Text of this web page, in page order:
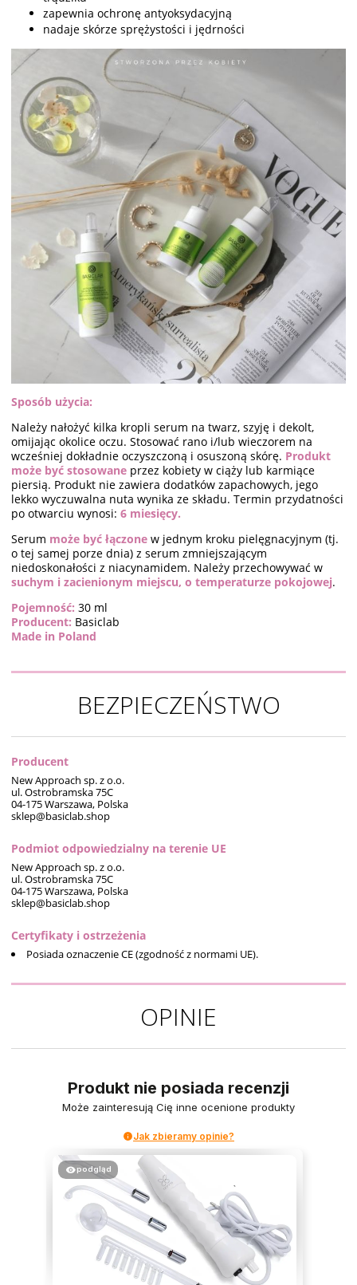
zapewnia ochronę antyoksydacyjną
nadaje skórze sprężystości i jędrności
Sposób użycia:
Należy nałożyć kilka kropli serum na twarz, szyję i dekolt,
omijając okolice oczu. Stosować rano i/lub wieczorem na
wcześniej dokładnie oczyszczoną i osuszoną skórę. Produkt
może być stosowane przez kobiety w ciąży lub karmiące
piersią. Produkt nie zawiera dodatków zapachowych, jego
lekko wyczuwalna nuta wynika ze składu. Termin przydatności
po otwarciu wynosi: 6 miesięcy.
Serum może być łączone w jednym kroku pielęgnacyjnym (tj.
o tej samej porze dnia) z serum zmniejszającym
niedoskonałości z niacynamidem. Należy przechowywać w
suchym i zacienionym miejscu, o temperaturze pokojowej.
Pojemność: 30 ml
Producent: Basiclab
Made in Poland
BEZPIECZEŃSTWO
Producent
New Approach sp. z o.o.
ul. Ostrobramska 75C
04-175 Warszawa, Polska
sklep@basiclab.shop
Podmiot odpowiedzialny na terenie UE
New Approach sp. z o.o.
ul. Ostrobramska 75C
04-175 Warszawa, Polska
sklep@basiclab.shop
Certyfikaty i ostrzeżenia
Posiada oznaczenie CE (zgodność z normami UE).
OPINIE
Produkt nie posiada recenzji
Może zainteresują Cię inne ocenione produkty
Jak zbieramy opinie?
podgląd